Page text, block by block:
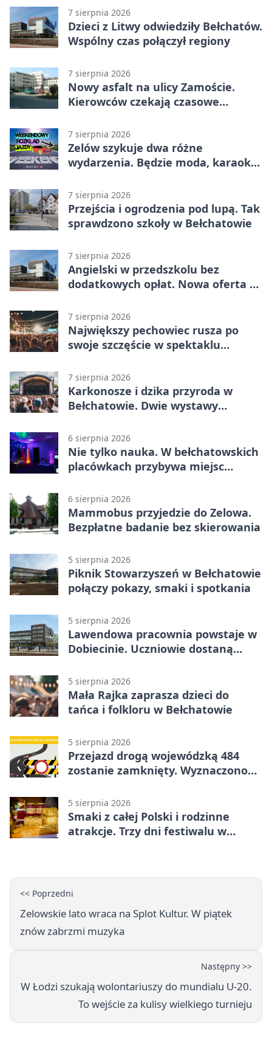
7 sierpnia 2026
Dzieci z Litwy odwiedziły Bełchatów.
Wspólny czas połączył regiony
7 sierpnia 2026
Nowy asfalt na ulicy Zamoście.
Kierowców czekają czasowe
7 sierpnia 2026
Zelów szykuje dwa różne
wydarzenia. Będzie moda, karaoke
7 sierpnia 2026
Przejścia i ogrodzenia pod lupą. Tak
sprawdzono szkoły w Bełchatowie
7 sierpnia 2026
Angielski w przedszkolu bez
dodatkowych opłat. Nowa oferta w
7 sierpnia 2026
Największy pechowiec rusza po
swoje szczęście w spektaklu
7 sierpnia 2026
Karkonosze i dzika przyroda w
Bełchatowie. Dwie wystawy
6 sierpnia 2026
Nie tylko nauka. W bełchatowskich
placówkach przybywa miejsc
6 sierpnia 2026
Mammobus przyjedzie do Zelowa.
Bezpłatne badanie bez skierowania
5 sierpnia 2026
Piknik Stowarzyszeń w Bełchatowie
połączy pokazy, smaki i spotkania
5 sierpnia 2026
Lawendowa pracownia powstaje w
Dobiecinie. Uczniowie dostaną
5 sierpnia 2026
Mała Rajka zaprasza dzieci do
tańca i folkloru w Bełchatowie
5 sierpnia 2026
Przejazd drogą wojewódzką 484
zostanie zamknięty. Wyznaczono
5 sierpnia 2026
Smaki z całej Polski i rodzinne
atrakcje. Trzy dni festiwalu w
<< Poprzedni
Zelowskie lato wraca na Splot Kultur. W piątek
znów zabrzmi muzyka
Następny >>
W Łodzi szukają wolontariuszy do mundialu U-20.
To wejście za kulisy wielkiego turnieju